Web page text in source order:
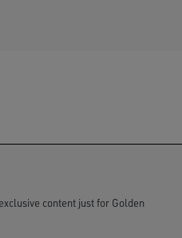
content just for Golden